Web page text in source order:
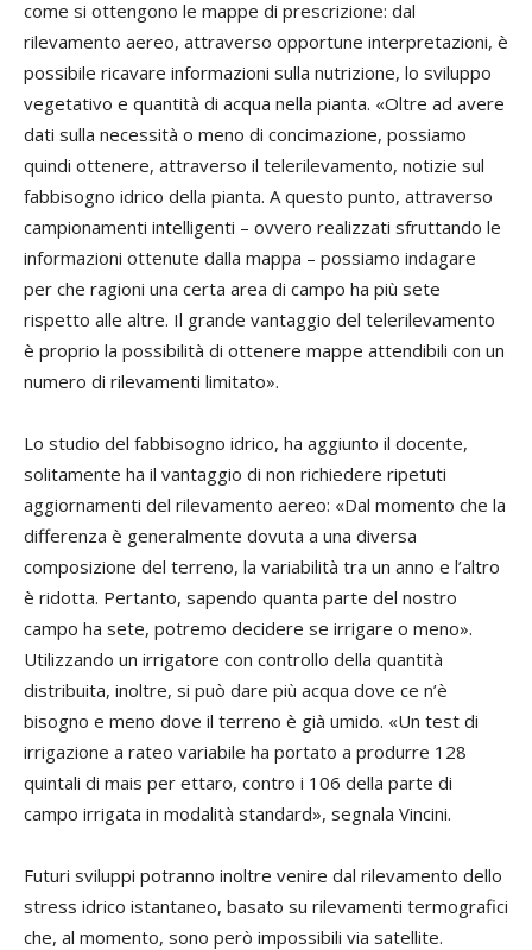
come si ottengono le mappe di prescrizione: dal
rilevamento aereo, attraverso opportune interpretazioni, è
possibile ricavare informazioni sulla nutrizione, lo sviluppo
vegetativo e quantità di acqua nella pianta. «Oltre ad avere
dati sulla necessità o meno di concimazione, possiamo
quindi ottenere, attraverso il telerilevamento, notizie sul
fabbisogno idrico della pianta. A questo punto, attraverso
campionamenti intelligenti – ovvero realizzati sfruttando le
informazioni ottenute dalla mappa – possiamo indagare
per che ragioni una certa area di campo ha più sete
rispetto alle altre. Il grande vantaggio del telerilevamento
è proprio la possibilità di ottenere mappe attendibili con un
numero di rilevamenti limitato».
Lo studio del fabbisogno idrico, ha aggiunto il docente,
solitamente ha il vantaggio di non richiedere ripetuti
aggiornamenti del rilevamento aereo: «Dal momento che la
differenza è generalmente dovuta a una diversa
composizione del terreno, la variabilità tra un anno e l’altro
è ridotta. Pertanto, sapendo quanta parte del nostro
campo ha sete, potremo decidere se irrigare o meno».
Utilizzando un irrigatore con controllo della quantità
distribuita, inoltre, si può dare più acqua dove ce n’è
bisogno e meno dove il terreno è già umido. «Un test di
irrigazione a rateo variabile ha portato a produrre 128
quintali di mais per ettaro, contro i 106 della parte di
campo irrigata in modalità standard», segnala Vincini.
Futuri sviluppi potranno inoltre venire dal rilevamento dello
stress idrico istantaneo, basato su rilevamenti termografici
che, al momento, sono però impossibili via satellite.